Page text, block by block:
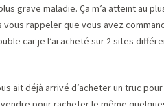
grave maladie. Ça m’a atteint au
rappeler que vous avez
car je l’ai acheté sur 2 sites
ait déjà arrivé d’acheter un truc